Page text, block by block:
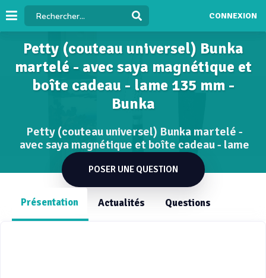
CONNEXION
Petty (couteau universel) Bunka
martelé - avec saya magnétique et
boîte cadeau - lame 135 mm -
Bunka
Petty (couteau universel) Bunka martelé -
avec saya magnétique et boîte cadeau - lame
POSER UNE QUESTION
Présentation Actualités Questions